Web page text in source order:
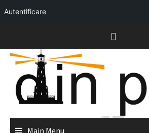
Autentificare
content
Main Menu